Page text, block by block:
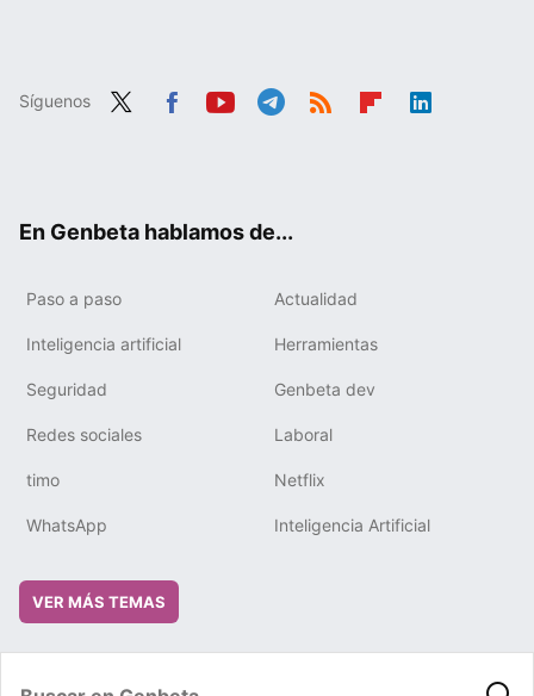
Síguenos
En Genbeta hablamos de...
Paso a paso Actualidad
Inteligencia artificial Herramientas
Seguridad Genbeta dev
Redes sociales Laboral
timo Netflix
WhatsApp Inteligencia Artificial
VER MÁS TEMAS